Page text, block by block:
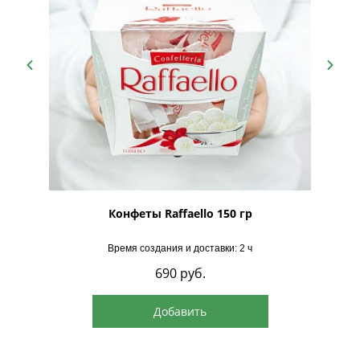
Конфеты Raffaello 150 гр
Время создания и доставки: 2 ч
690 руб.
Добавить